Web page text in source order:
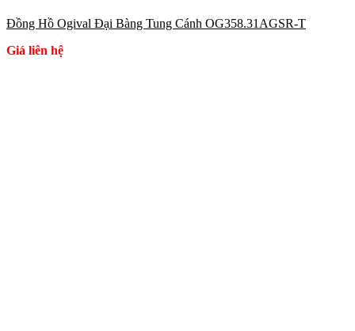
Đồng Hồ Ogival Đại Bàng Tung Cánh OG358.31AGSR-T
Giá liên hệ